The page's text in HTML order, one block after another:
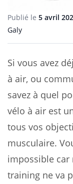
Publié le 5 avril
Galy
Si vous avez
à air, ou
savez à quel
vélo à air est
tous vos
musculaire.
impossible car
training ne va